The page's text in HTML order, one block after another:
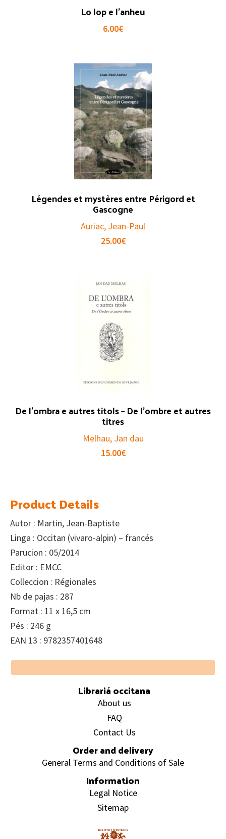
Lo lop e l’anheu
6.00€
Légendes et mystères entre Périgord et
Gascogne
Auriac, Jean-Paul
25.00€
De l’ombra e autres titols – De l’ombre et autres
titres
Melhau, Jan dau
15.00€
Product Details
Autor : Martin, Jean-Baptiste
Linga : Occitan (vivaro-alpin) – francés
Parucion : 05/2014
Editor : EMCC
Colleccion : Régionales
Nb de pajas : 287
Format : 11 x 16,5 cm
Pés : 246 g
EAN 13 : 9782357401648
Footer
Librariá occitana
About us
FAQ
Contact Us
Order and delivery
General Terms and Conditions of Sale
Information
Legal Notice
Sitemap